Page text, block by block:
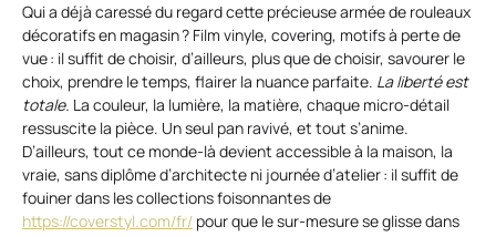
Qui a déjà caressé du regard cette précieuse armée de rouleaux
décoratifs en magasin ? Film vinyle, covering, motifs à perte de
vue : il suffit de choisir, d’ailleurs, plus que de choisir, savourer le
choix, prendre le temps, flairer la nuance parfaite. La liberté est
totale. La couleur, la lumière, la matière, chaque micro-détail
ressuscite la pièce. Un seul pan ravivé, et tout s’anime.
D’ailleurs, tout ce monde-là devient accessible à la maison, la
vraie, sans diplôme d’architecte ni journée d’atelier : il suffit de
fouiner dans les collections foisonnantes de
https://coverstyl.com/fr/ pour que le sur-mesure se glisse dans